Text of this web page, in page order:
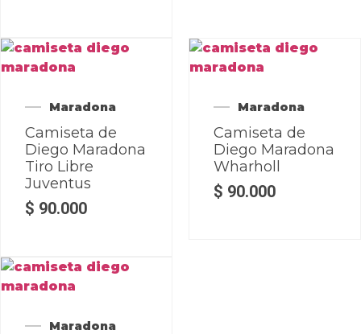
Maradona
Camiseta de
Diego Maradona
Tiro Libre
Juventus
$ 90.000
Maradona
Camiseta de
Diego Maradona
Wharholl
$ 90.000
Maradona